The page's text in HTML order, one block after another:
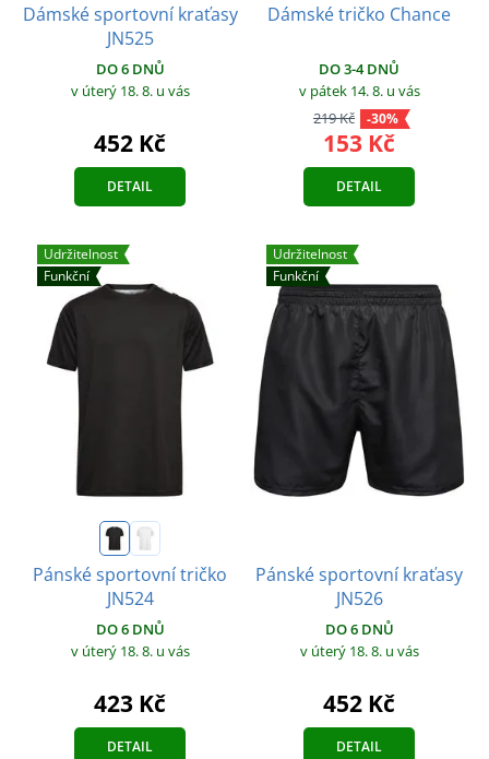
Dámské sportovní kraťasy
JN525
DO 6 DNŮ
v úterý 18. 8. u vás
452 Kč
DETAIL
Dámské tričko Chance
DO 3-4 DNŮ
v pátek 14. 8. u vás
219 Kč
-30%
153 Kč
DETAIL
Udržitelnost
Funkční
Pánské sportovní tričko
JN524
DO 6 DNŮ
v úterý 18. 8. u vás
423 Kč
DETAIL
Udržitelnost
Funkční
Pánské sportovní kraťasy
JN526
DO 6 DNŮ
v úterý 18. 8. u vás
452 Kč
DETAIL